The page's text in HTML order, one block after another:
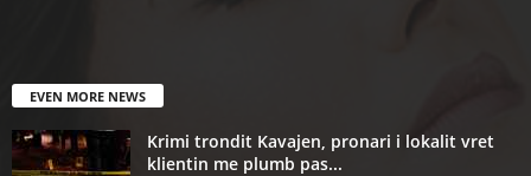
EVEN MORE NEWS
Krimi trondit Kavajen, pronari i lokalit vret
klientin me plumb pas...